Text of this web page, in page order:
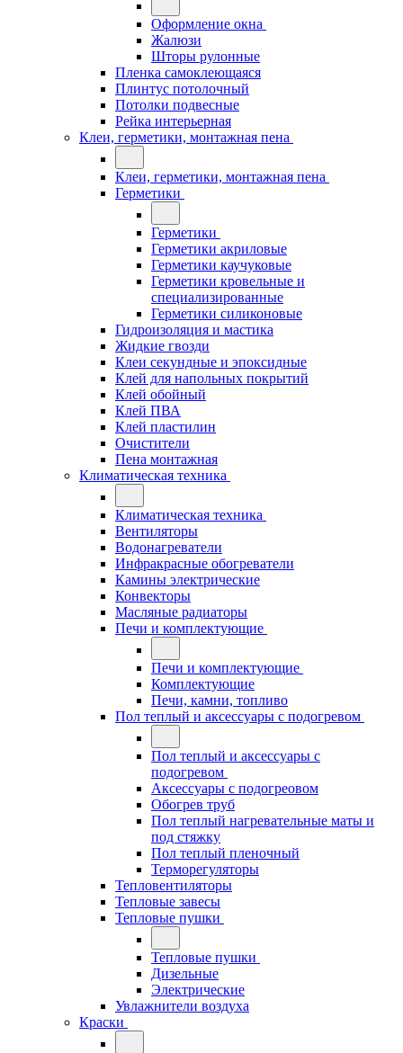
Оформление окна
Жалюзи
Шторы рулонные
Пленка самоклеющаяся
Плинтус потолочный
Потолки подвесные
Рейка интерьерная
Клеи, герметики, монтажная пена
Клеи, герметики, монтажная пена
Герметики
Герметики
Герметики акриловые
Герметики каучуковые
Герметики кровельные и
специализированные
Герметики силиконовые
Гидроизоляция и мастика
Жидкие гвозди
Клеи секундные и эпоксидные
Клей для напольных покрытий
Клей обойный
Клей ПВА
Клей пластилин
Очистители
Пена монтажная
Климатическая техника
Климатическая техника
Вентиляторы
Водонагреватели
Инфракрасные обогреватели
Камины электрические
Конвекторы
Масляные радиаторы
Печи и комплектующие
Печи и комплектующие
Комплектующие
Печи, камни, топливо
Пол теплый и аксессуары с подогревом
Пол теплый и аксессуары с
подогревом
Аксессуары с подогреовом
Обогрев труб
Пол теплый нагревательные маты и
под стяжку
Пол теплый пленочный
Терморегуляторы
Тепловентиляторы
Тепловые завесы
Тепловые пушки
Тепловые пушки
Дизельные
Электрические
Увлажнители воздуха
Краски